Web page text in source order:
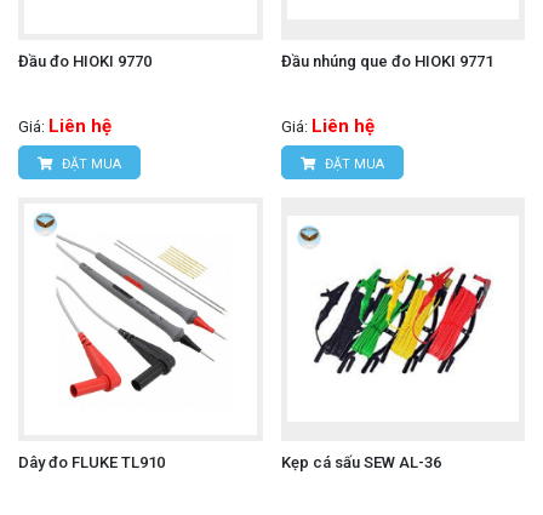
Đầu đo HIOKI 9770
Giá: Liên hệ
ĐẶT MUA
Đầu nhúng que đo HIOKI 9771
Giá: Liên hệ
ĐẶT MUA
Dây đo FLUKE TL910 Kẹp cá sấu SEW AL-36